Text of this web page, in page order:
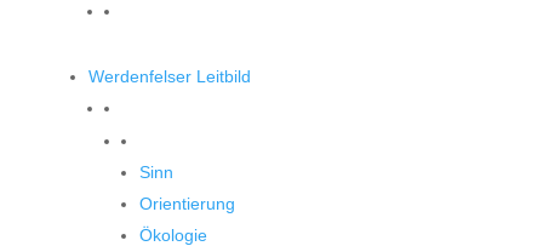
Werdenfelser Leitbild
Sinn
Orientierung
Ökologie